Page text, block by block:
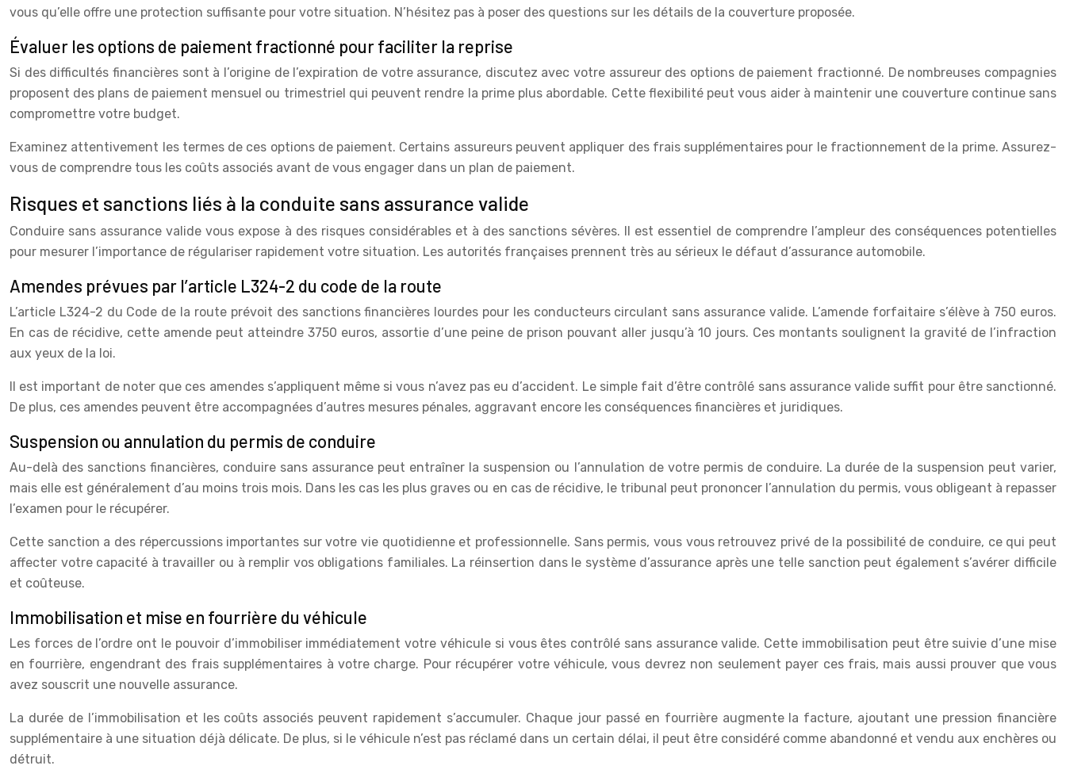
vous qu’elle offre une protection suffisante pour votre situation. N’hésitez pas à poser des questions sur les détails de la couverture proposée.
Évaluer les options de paiement fractionné pour faciliter la reprise
Si des difficultés financières sont à l’origine de l’expiration de votre assurance, discutez avec votre assureur des options de paiement fractionné. De nombreuses compagnies
proposent des plans de paiement mensuel ou trimestriel qui peuvent rendre la prime plus abordable. Cette flexibilité peut vous aider à maintenir une couverture continue sans
compromettre votre budget.
Examinez attentivement les termes de ces options de paiement. Certains assureurs peuvent appliquer des frais supplémentaires pour le fractionnement de la prime. Assurez-
vous de comprendre tous les coûts associés avant de vous engager dans un plan de paiement.
Risques et sanctions liés à la conduite sans assurance valide
Conduire sans assurance valide vous expose à des risques considérables et à des sanctions sévères. Il est essentiel de comprendre l’ampleur des conséquences potentielles
pour mesurer l’importance de régulariser rapidement votre situation. Les autorités françaises prennent très au sérieux le défaut d’assurance automobile.
Amendes prévues par l’article L324-2 du code de la route
L’article L324-2 du Code de la route prévoit des sanctions financières lourdes pour les conducteurs circulant sans assurance valide. L’amende forfaitaire s’élève à 750 euros.
En cas de récidive, cette amende peut atteindre 3750 euros, assortie d’une peine de prison pouvant aller jusqu’à 10 jours. Ces montants soulignent la gravité de l’infraction
aux yeux de la loi.
Il est important de noter que ces amendes s’appliquent même si vous n’avez pas eu d’accident. Le simple fait d’être contrôlé sans assurance valide suffit pour être sanctionné.
De plus, ces amendes peuvent être accompagnées d’autres mesures pénales, aggravant encore les conséquences financières et juridiques.
Suspension ou annulation du permis de conduire
Au-delà des sanctions financières, conduire sans assurance peut entraîner la suspension ou l’annulation de votre permis de conduire. La durée de la suspension peut varier,
mais elle est généralement d’au moins trois mois. Dans les cas les plus graves ou en cas de récidive, le tribunal peut prononcer l’annulation du permis, vous obligeant à repasser
l’examen pour le récupérer.
Cette sanction a des répercussions importantes sur votre vie quotidienne et professionnelle. Sans permis, vous vous retrouvez privé de la possibilité de conduire, ce qui peut
affecter votre capacité à travailler ou à remplir vos obligations familiales. La réinsertion dans le système d’assurance après une telle sanction peut également s’avérer difficile
et coûteuse.
Immobilisation et mise en fourrière du véhicule
Les forces de l’ordre ont le pouvoir d’immobiliser immédiatement votre véhicule si vous êtes contrôlé sans assurance valide. Cette immobilisation peut être suivie d’une mise
en fourrière, engendrant des frais supplémentaires à votre charge. Pour récupérer votre véhicule, vous devrez non seulement payer ces frais, mais aussi prouver que vous
avez souscrit une nouvelle assurance.
La durée de l’immobilisation et les coûts associés peuvent rapidement s’accumuler. Chaque jour passé en fourrière augmente la facture, ajoutant une pression financière
supplémentaire à une situation déjà délicate. De plus, si le véhicule n’est pas réclamé dans un certain délai, il peut être considéré comme abandonné et vendu aux enchères ou
détruit.